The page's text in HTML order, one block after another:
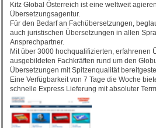
Kitz Global Österreich ist eine weltweit
Übersetzungsagentur.
Für den Bedarf an Fachübersetzungen,
auch juristischen Übersetzungen in allen
Ansprechpartner.
Mit über 3000 hochqualifizierten, erfahrenen
ausgebildeten Fachkräften rund um den
Übersetzungen mit Spitzenqualität
Eine Verfügbarkeit von 7 Tage die Woche
schnelle Express Lieferung mit absoluter